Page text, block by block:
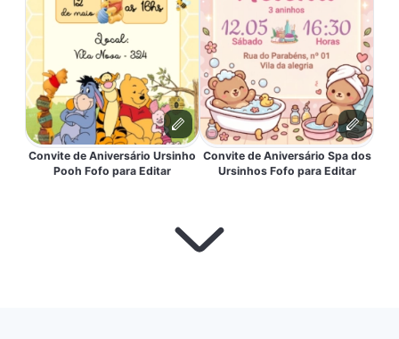
Convite de Aniversário Ursinho
Pooh Fofo para Editar
Convite de Aniversário Spa dos
Ursinhos Fofo para Editar